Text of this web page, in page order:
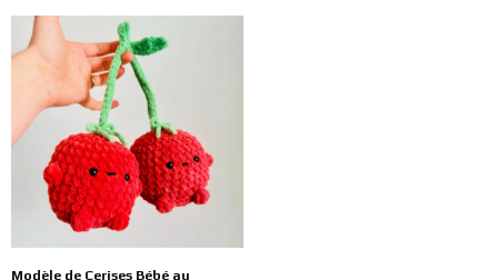
Modèle de Cerises Bébé au